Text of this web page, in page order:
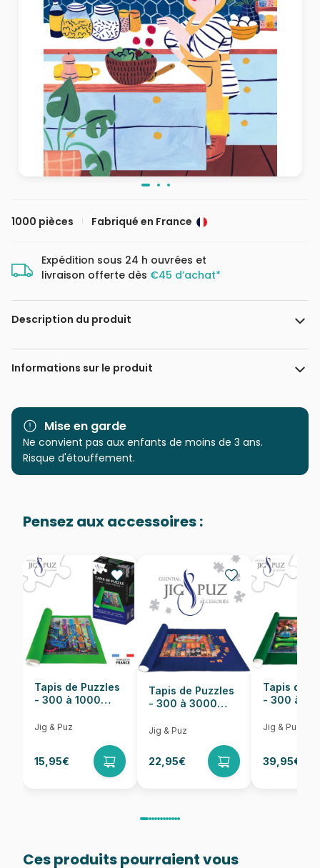
1000 pièces Fabriqué en France
Expédition sous 24 h ouvrées et
livraison offerte dès €45 d’achat*
Description du produit
Marie Boiseau
Informations sur le produit
Marque Pieces & Peace
Catégorie Puzzles - Art
Age
Puzzle pour Adultes (500 à
Provenance Fabriqué en France
EAN 3667232000887
Nombre de pièces 1000 pièces
Dimensions 69 x 48 cm
Mise en garde
Ne convient pas aux enfants de moins de 3 ans.
Risque d'étouffement.
Pensez aux accessoires :
Tapis de Puzzles
- 300 à 1000
Jig & Puz
15,95€
Tapis de Puzzles
- 300 à 3000
Jig & Puz
22,95€
Tapis de
- 300 à
Jig & Puz
39,95€
Ces produits pourraient vous